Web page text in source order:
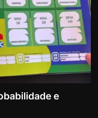
e